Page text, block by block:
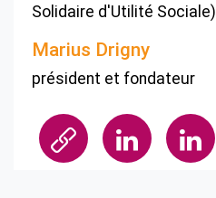
Solidaire d'Utilité Sociale)
Marius Drigny
président et fondateur